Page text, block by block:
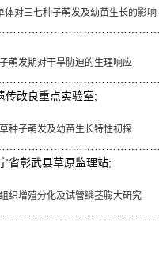
体对三七种子萌发及幼苗生长的影响
萌发期对干旱胁迫的生理响应
传改良重点实验室;
种子萌发及幼苗生长特性初探
省彰武县草原监理站;
织增殖分化及试管鳞茎膨大研究